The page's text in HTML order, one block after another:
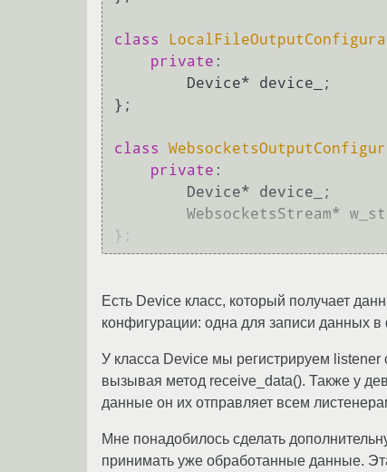
class
private :
};
class
private :
Есть Device класс, который получает
конфигурации: одна для записи данных
У класса Device мы регистрируем
вызывая метод receive_data(). Также у
данные он их отправляет всем
Мне понадобилось сделать
принимать уже обработанные данные.